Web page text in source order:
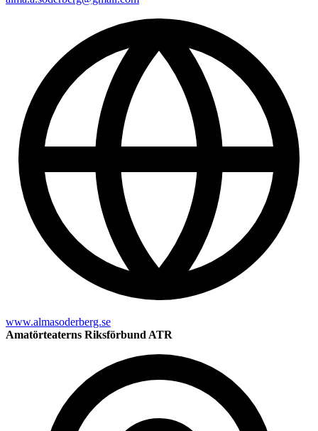
www.almasoderberg.se
Amatörteaterns Riksförbund ATR